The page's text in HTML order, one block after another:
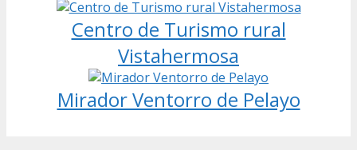
Centro de Turismo rural
Vistahermosa
Mirador Ventorro de Pelayo